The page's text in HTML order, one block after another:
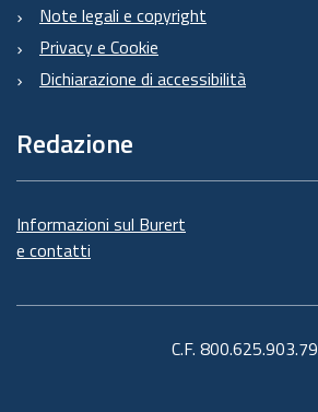
Note legali e copyright
Privacy e Cookie
Dichiarazione di accessibilità
Redazione
Informazioni sul Burert
e contatti
C.F. 800.625.903.79